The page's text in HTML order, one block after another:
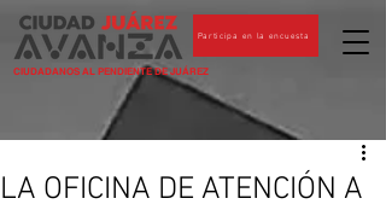
CIUDADANOS AL PENDIENTE DE JUÁREZ
Participa en la encuesta
LA OFICINA DE ATENCIÓN A